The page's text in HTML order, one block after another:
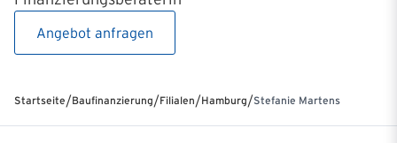
Angebot anfragen
Startseite/Baufinanzierung/Filialen/Hamburg/Stefanie Martens